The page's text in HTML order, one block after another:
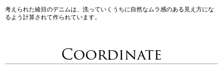
考えられた綾目のデニムは、洗っていくうちに自然なムラ感のある見え方にな
るよう計算されて作られています。
Coordinate